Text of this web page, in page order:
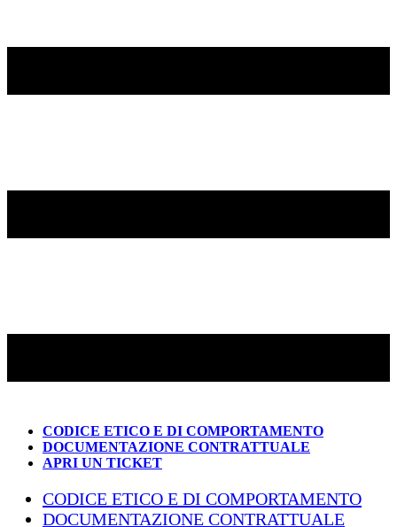
CODICE ETICO E DI COMPORTAMENTO
DOCUMENTAZIONE CONTRATTUALE
APRI UN TICKET
CODICE ETICO E DI COMPORTAMENTO
DOCUMENTAZIONE CONTRATTUALE